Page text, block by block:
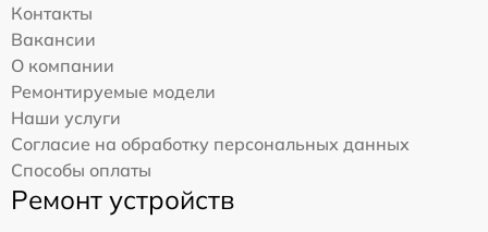
Контакты
Вакансии
О компании
Ремонтируемые модели
Наши услуги
Согласие на обработку персональных данных
Способы оплаты
Ремонт устройств